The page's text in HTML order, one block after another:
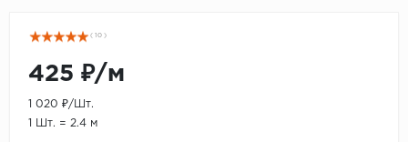
( 10 )
425 ₽/м
1 020 ₽/Шт.
1 Шт. = 2.4 м